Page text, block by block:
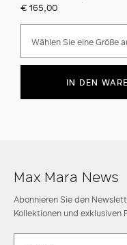
€ 165,00
Wählen Sie eine Größe
IN DEN
Max Mara News
Abonnieren Sie den
Kollektionen und exklusiven